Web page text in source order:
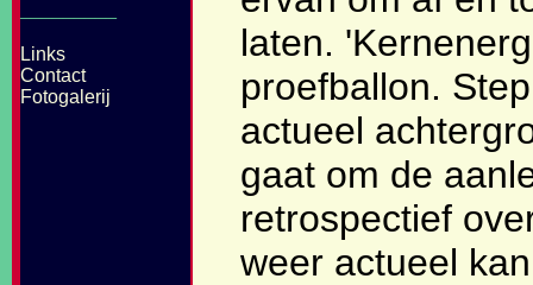
Links
Contact
Fotogalerij
laten.
proefballon.
actueel
gaat om de
retrospectief
weer actueel